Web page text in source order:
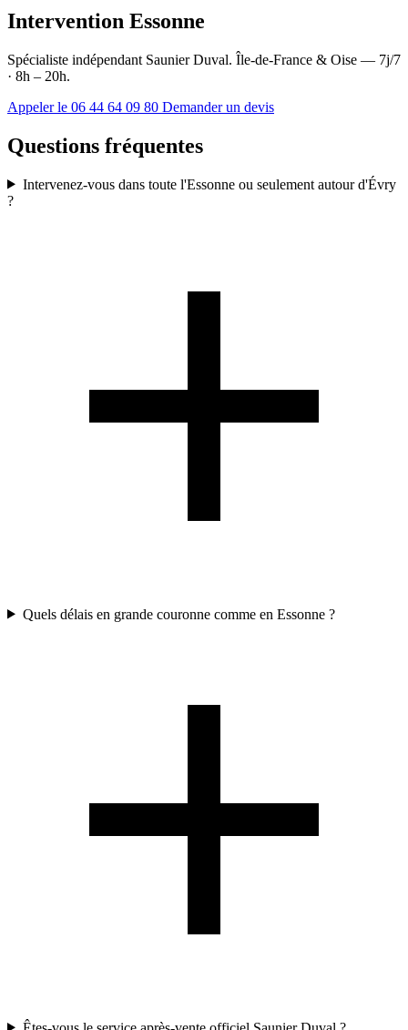
Intervention Essonne
Spécialiste indépendant Saunier Duval. Île-de-France & Oise — 7j/7
· 8h – 20h.
Appeler le 06 44 64 09 80 Demander un devis
Questions fréquentes
Intervenez-vous dans toute l'Essonne ou seulement autour d'Évry
?
Quels délais en grande couronne comme en Essonne ?